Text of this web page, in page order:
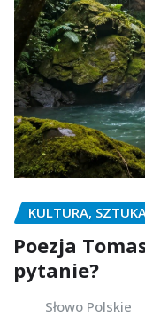
KULTURA,
Poezja
pytanie?
Słowo Polskie